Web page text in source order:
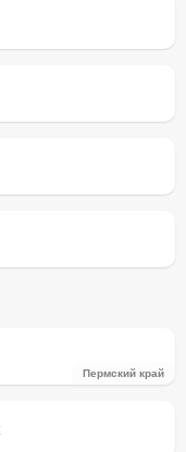
Пермский край